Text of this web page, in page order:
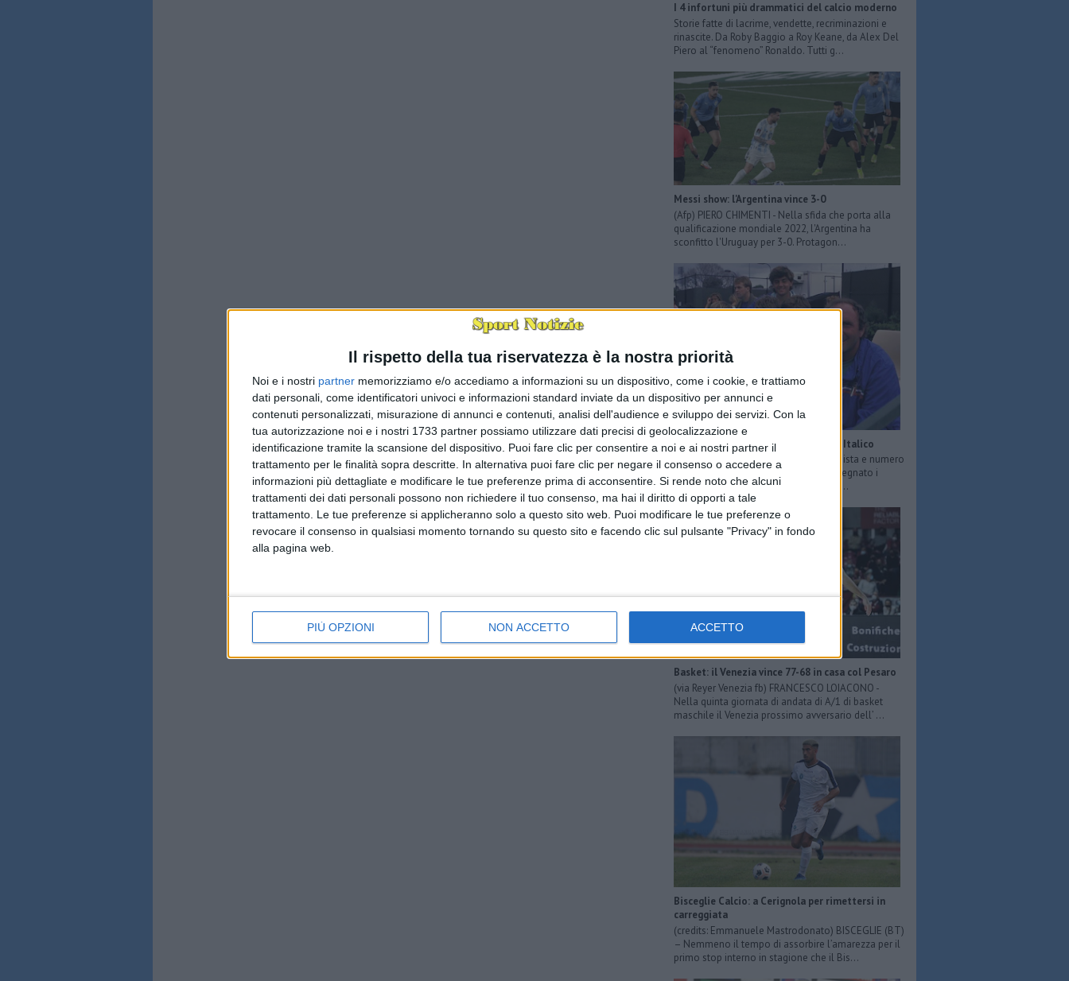
Il rispetto della tua riservatezza è la nostra priorità
Noi e i nostri partner memorizziamo e/o accediamo a informazioni su un dispositivo, come i cookie, e trattiamo
dati personali, come identificatori univoci e informazioni standard inviate da un dispositivo per annunci e
contenuti personalizzati, misurazione di annunci e contenuti, analisi dell'audience e sviluppo dei servizi. Con la
tua autorizzazione noi e i nostri 1733 partner possiamo utilizzare dati precisi di geolocalizzazione e
identificazione tramite la scansione del dispositivo. Puoi fare clic per consentire a noi e ai nostri partner il
trattamento per le finalità sopra descritte. In alternativa puoi fare clic per negare il consenso o accedere a
informazioni più dettagliate e modificare le tue preferenze prima di acconsentire. Si rende noto che alcuni
trattamenti dei dati personali possono non richiedere il tuo consenso, ma hai il diritto di opporti a tale
trattamento. Le tue preferenze si applicheranno solo a questo sito web. Puoi modificare le tue preferenze o
revocare il consenso in qualsiasi momento tornando su questo sito e facendo clic sul pulsante "Privacy" in fondo
alla pagina web.
PIÙ OPZIONI NON ACCETTO ACCETTO
I 4 infortuni più drammatici del calcio moderno
Storie fatte di lacrime, vendette, recriminazioni e
rinascite. Da Roby Baggio a Roy Keane, da Alex Del
Piero al “fenomeno” Ronaldo. Tutti g...
Messi show: l'Argentina vince 3-0
(Afp) PIERO CHIMENTI - Nella sfida che porta alla
qualificazione mondiale 2022, l'Argentina ha
sconfitto l'Uruguay per 3-0. Protagon...
È morto Ciro Cirillo, anima del Foro Italico
BARI - È scomparso a 66 anni l’ex tennista e numero
uno della scuola di Roma in cui ha insegnato i
segreti della racchetta a tanti ragazzi ...
Basket: il Venezia vince 77-68 in casa col Pesaro
(via Reyer Venezia fb) FRANCESCO LOIACONO -
Nella quinta giornata di andata di A/1 di basket
maschile il Venezia prossimo avversario dell’ ...
Bisceglie Calcio: a Cerignola per rimettersi in
carreggiata
(credits: Emmanuele Mastrodonato) BISCEGLIE (BT)
– Nemmeno il tempo di assorbire l’amarezza per il
primo stop interno in stagione che il Bis...